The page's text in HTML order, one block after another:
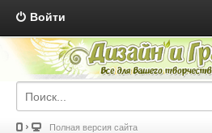
Войти
Полная версия сайта